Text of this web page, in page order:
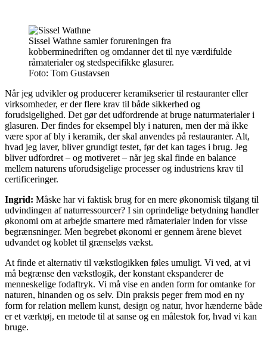
Sissel Wathne samler forureningen fra
kobberminedriften og omdanner det til nye værdifulde
råmaterialer og stedspecifikke glasurer.
Foto: Tom Gustavsen
Når jeg udvikler og producerer keramikserier til restauranter eller
virksomheder, er der flere krav til både sikkerhed og
forudsigelighed. Det gør det udfordrende at bruge naturmaterialer i
glasuren. Der findes for eksempel bly i naturen, men der må ikke
være spor af bly i keramik, der skal anvendes på restauranter. Alt,
hvad jeg laver, bliver grundigt testet, før det kan tages i brug. Jeg
bliver udfordret – og motiveret – når jeg skal finde en balance
mellem naturens uforudsigelige processer og industriens krav til
certificeringer.
Ingrid: Måske har vi faktisk brug for en mere økonomisk tilgang til
udvindingen af naturressourcer? I sin oprindelige betydning handler
økonomi om at arbejde smartere med råmaterialer inden for visse
begrænsninger. Men begrebet økonomi er gennem årene blevet
udvandet og koblet til grænseløs vækst.
At finde et alternativ til vækstlogikken føles umuligt. Vi ved, at vi
må begrænse den vækstlogik, der konstant ekspanderer de
menneskelige fodaftryk. Vi må vise en anden form for omtanke for
naturen, hinanden og os selv. Din praksis peger frem mod en ny
form for relation mellem kunst, design og natur, hvor hænderne både
er et værktøj, en metode til at sanse og en målestok for, hvad vi kan
bruge.